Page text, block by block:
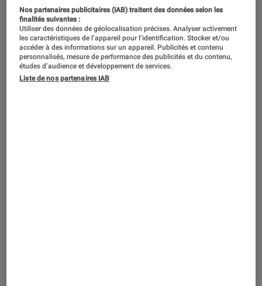
ROG Zephyrus S, M et G : Asus joue la
carte de la finesse pour ses nouveaux PC
ACTU
PC Gamer • 23 avr. 2019
Nos partenaires publicitaires (IAB) traitent des données selon les
finalités suivantes :
Utiliser des données de géolocalisation précises. Analyser activement
les caractéristiques de l’appareil pour l’identification. Stocker et/ou
accéder à des informations sur un appareil. Publicités et contenu
personnalisés, mesure de performance des publicités et du contenu,
études d’audience et développement de services.
Liste de nos partenaires IAB